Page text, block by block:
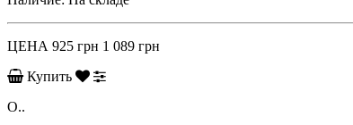
ЦЕНА 925 грн 1 089 грн
Купить
O..